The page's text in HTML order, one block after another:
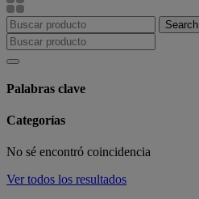
Search
Palabras clave
Categorías
No sé encontró coincidencia
Ver todos los resultados